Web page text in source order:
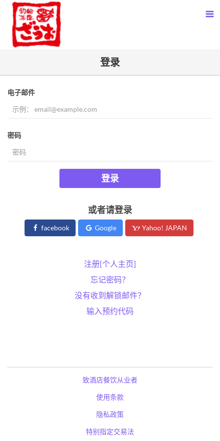
登录
电子邮件
密码
登录
或者请登录
facebook Google Yahoo! JAPAN
注册[个人主页]
忘记密码？
没有收到解锁邮件？
输入预约代码
致酒店餐饮从业者
使用条款
隐私政策
特别指定交易法